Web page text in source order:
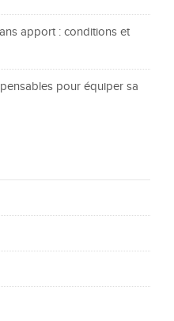
apport : conditions et
pour équiper sa